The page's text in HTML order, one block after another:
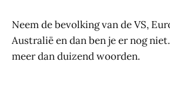
Neem de bevolking van de VS,
Australië en dan ben je er nog
meer dan duizend woorden.